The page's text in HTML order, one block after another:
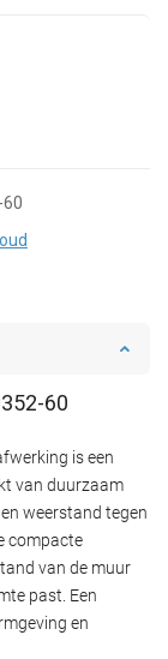
60
is een
van duurzaam
weerstand tegen
compacte
van de muur
past. Een
en